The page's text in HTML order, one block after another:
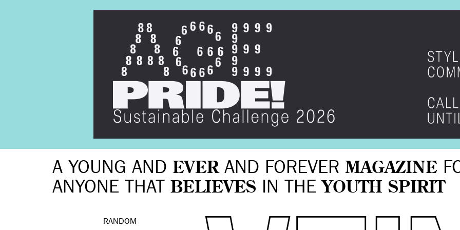
A YOUNG AND EVERAND FOREVER MAGAZINE
ANYONE THAT BELIEVES IN THE YOUTH SPIRIT
RANDOM